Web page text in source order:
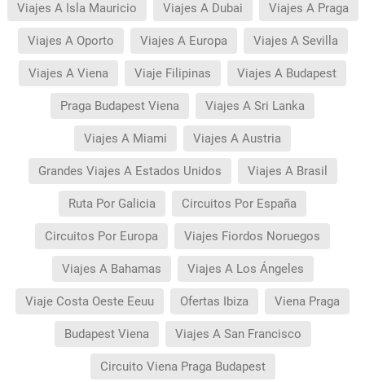
Viajes A Isla Mauricio Viajes A Dubai Viajes A Praga
Viajes A Oporto Viajes A Europa Viajes A Sevilla
Viajes A Viena Viaje Filipinas Viajes A Budapest
Praga Budapest Viena Viajes A Sri Lanka
Viajes A Miami Viajes A Austria
Grandes Viajes A Estados Unidos Viajes A Brasil
Ruta Por Galicia Circuitos Por España
Circuitos Por Europa Viajes Fiordos Noruegos
Viajes A Bahamas Viajes A Los Ángeles
Viaje Costa Oeste Eeuu Ofertas Ibiza Viena Praga
Budapest Viena Viajes A San Francisco
Circuito Viena Praga Budapest